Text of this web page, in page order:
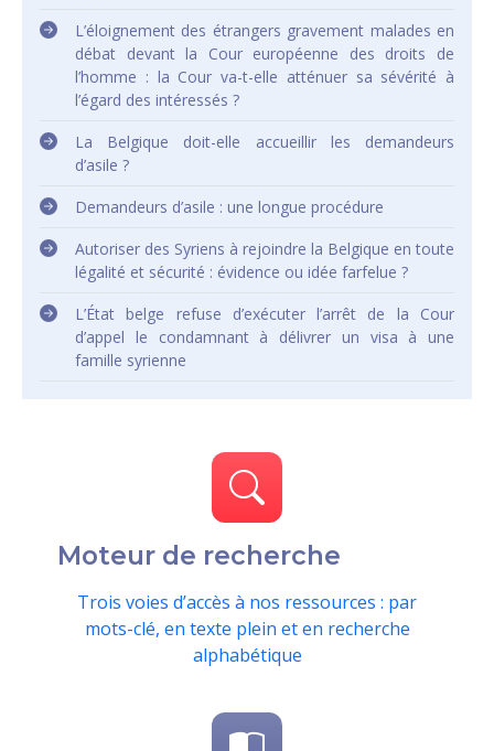
L’éloignement des étrangers gravement malades en
débat devant la Cour européenne des droits de
l’homme : la Cour va-t-elle atténuer sa sévérité à
l’égard des intéressés ?
La Belgique doit-elle accueillir les demandeurs
d’asile ?
Demandeurs d’asile : une longue procédure
Autoriser des Syriens à rejoindre la Belgique en toute
légalité et sécurité : évidence ou idée farfelue ?
L’État belge refuse d’exécuter l’arrêt de la Cour
d’appel le condamnant à délivrer un visa à une
famille syrienne
Moteur de recherche
Trois voies d’accès à nos ressources : par
mots-clé, en texte plein et en recherche
alphabétique